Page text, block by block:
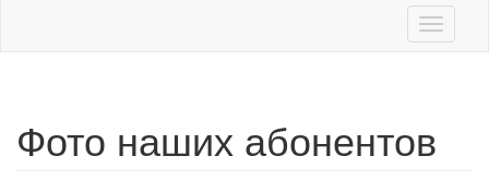
Toggle
Фото наших абонентов